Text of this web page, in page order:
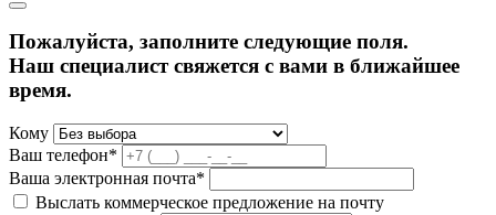
Пожалуйста, заполните следующие поля.
Наш специалист свяжется с вами в ближайшее
время.
Кому
Ваш телефон*
Ваша электронная почта*
Выслать коммерческое предложение на почту